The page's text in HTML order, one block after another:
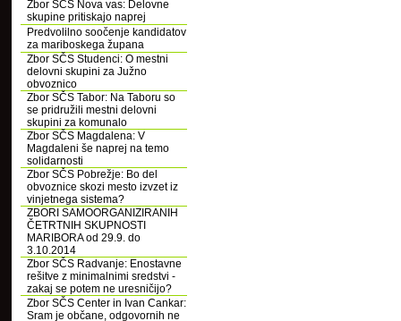
Zbor SČS Nova vas: Delovne
skupine pritiskajo naprej
Predvolilno soočenje kandidatov
za mariboskega župana
Zbor SČS Studenci: O mestni
delovni skupini za Južno
obvoznico
Zbor SČS Tabor: Na Taboru so
se pridružili mestni delovni
skupini za komunalo
Zbor SČS Magdalena: V
Magdaleni še naprej na temo
solidarnosti
Zbor SČS Pobrežje: Bo del
obvoznice skozi mesto izvzet iz
vinjetnega sistema?
ZBORI SAMOORGANIZIRANIH
ČETRTNIH SKUPNOSTI
MARIBORA od 29.9. do
3.10.2014
Zbor SČS Radvanje: Enostavne
rešitve z minimalnimi sredstvi -
zakaj se potem ne uresničijo?
Zbor SČS Center in Ivan Cankar:
Sram je občane, odgovornih ne